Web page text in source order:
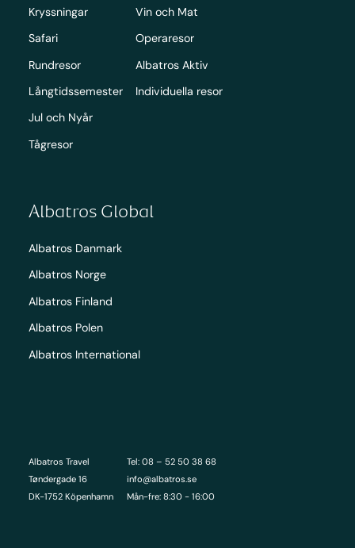
Albatros Travel
Tøndergade 16
DK-1752 Köpenhamn
Tel: 08 – 52 50 38 68
info@albatros.se
Mån-fre: 8:30 - 16:00
Kryssningar
Safari
Rundresor
Långtidssemester
Jul och Nyår
Tågresor
Vin och Mat
Operaresor
Albatros Aktiv
Individuella resor
Albatros Global
Albatros Danmark
Albatros Norge
Albatros Finland
Albatros Polen
Albatros International